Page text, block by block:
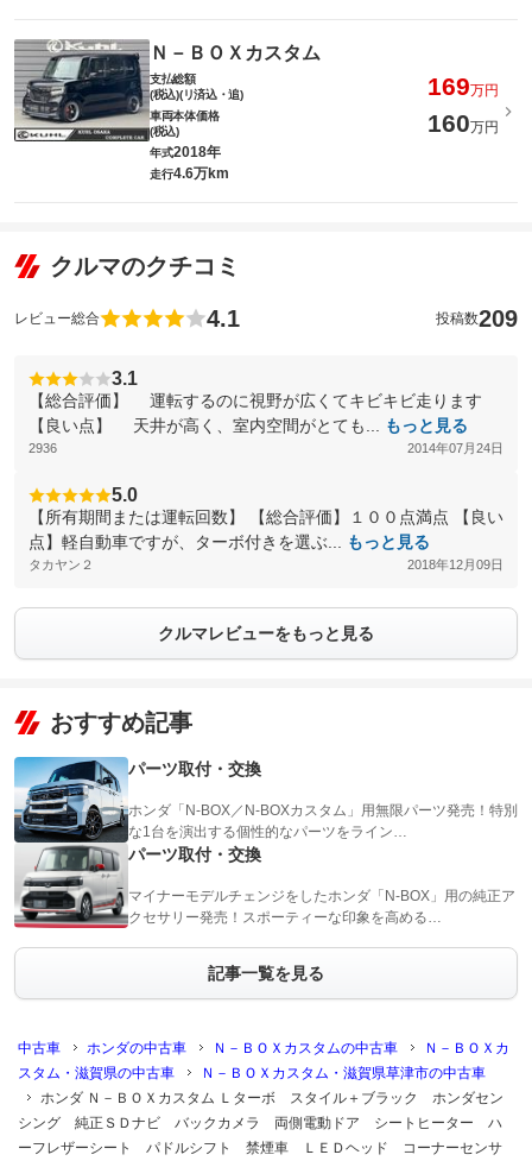
Ｎ－ＢＯＸカスタム
支払総額
(税込)(リ済込・追)
169万円
車両本体価格
(税込)
160万円
年式2018年
走行4.6万km
クルマのクチコミ
レビュー総合 4.1 投稿数209
3.1
【総合評価】 運転するのに視野が広くてキビキビ走ります
【良い点】 天井が高く、室内空間がとても...
もっと見る
2936 2014年07月24日
5.0
【所有期間または運転回数】 【総合評価】１００点満点 【良い
点】軽自動車ですが、ターボ付きを選ぶ...
もっと見る
タカヤン２ 2018年12月09日
クルマレビューをもっと見る
おすすめ記事
パーツ取付・交換
ホンダ「N-BOX／N-BOXカスタム」用無限パーツ発売！特別
な1台を演出する個性的なパーツをライン…
パーツ取付・交換
マイナーモデルチェンジをしたホンダ「N-BOX」用の純正ア
クセサリー発売！スポーティーな印象を高める…
記事一覧を見る
中古車 ホンダの中古車 Ｎ－ＢＯＸカスタムの中古車
Ｎ－ＢＯＸカ
スタム・滋賀県の中古車
Ｎ－ＢＯＸカスタム・滋賀県草津市の中古車
ホンダ Ｎ－ＢＯＸカスタム Ｌターボ スタイル＋ブラック ホンダセン
シング 純正ＳＤナビ バックカメラ 両側電動ドア シートヒーター ハ
ーフレザーシート パドルシフト 禁煙車 ＬＥＤヘッド コーナーセンサ